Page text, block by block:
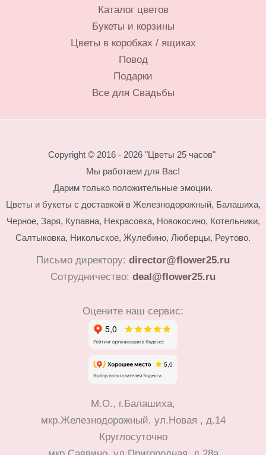
Каталог цветов
Букеты и корзины
Цветы в коробках / ящиках
Повод
Подарки
Все для Свадьбы
Copyright © 2016 - 2026 "Цветы 25 часов"
Мы работаем для Вас!
Дарим только положительные эмоции.
Цветы и букеты с доставкой в Железнодорожный, Балашиха,
Черное, Заря, Купавна, Некрасовка, Новокосино, Котельники,
Салтыковка, Никольское, Жулебино, Люберцы, Реутово.
Письмо директору: director@flower25.ru
Сотрудничество: deal@flower25.ru
Оцените наш сервис:
М.О., г.Балашиха,
мкр.Железнодорожный, ул.Новая , д.14
Круглосуточно